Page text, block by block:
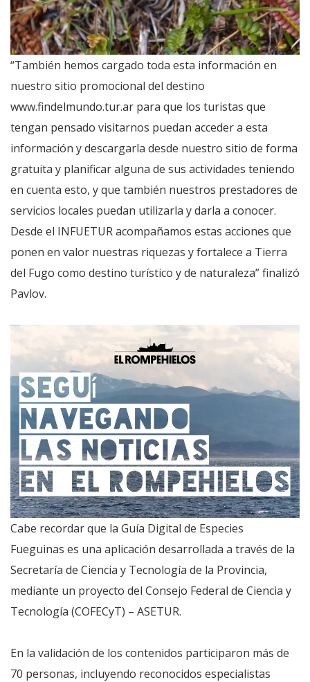
“También hemos cargado toda esta información en
nuestro sitio promocional del destino
www.findelmundo.tur.ar para que los turistas que
tengan pensado visitarnos puedan acceder a esta
información y descargarla desde nuestro sitio de forma
gratuita y planificar alguna de sus actividades teniendo
en cuenta esto, y que también nuestros prestadores de
servicios locales puedan utilizarla y darla a conocer.
Desde el INFUETUR acompañamos estas acciones que
ponen en valor nuestras riquezas y fortalece a Tierra
del Fugo como destino turístico y de naturaleza” finalizó
Pavlov.
Cabe recordar que la Guía Digital de Especies
Fueguinas es una aplicación desarrollada a través de la
Secretaría de Ciencia y Tecnología de la Provincia,
mediante un proyecto del Consejo Federal de Ciencia y
Tecnología (COFECyT) – ASETUR.
En la validación de los contenidos participaron más de
70 personas, incluyendo reconocidos especialistas